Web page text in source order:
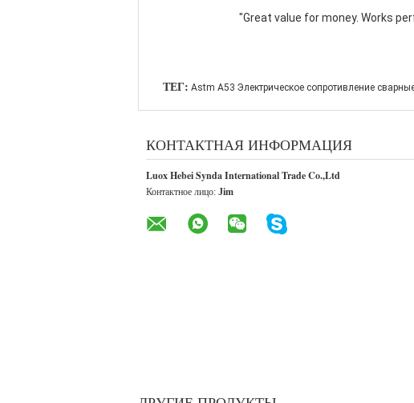
"Great value for money. Works
ТЕГ: Astm A53 Электрическое сопротивление
КОНТАКТНАЯ ИНФОРМАЦИЯ
Luox Hebei Synda International Trade Co.,Ltd
Контактное лицо: Jim